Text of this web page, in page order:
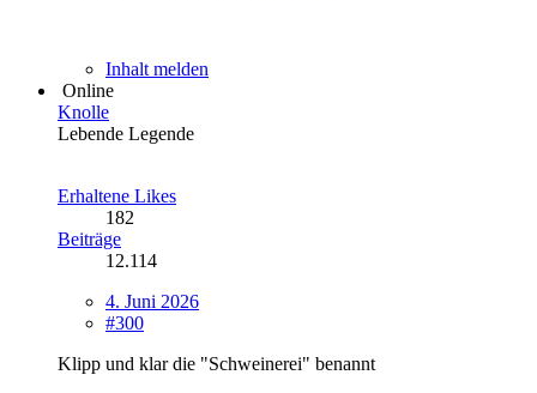
Inhalt melden
Online
Knolle
Lebende Legende
Erhaltene Likes
182
Beiträge
12.114
4. Juni 2026
#300
Klipp und klar die "Schweinerei" benannt